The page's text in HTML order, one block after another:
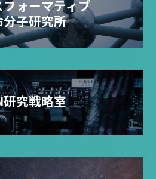
フォーマティブ
子研究所
研究戦略室